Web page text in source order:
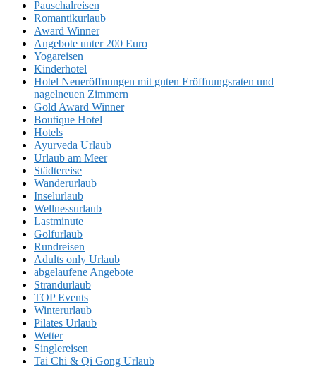
Pauschalreisen
Romantikurlaub
Award Winner
Angebote unter 200 Euro
Yogareisen
Kinderhotel
Hotel Neueröffnungen mit guten Eröffnungsraten und
nagelneuen Zimmern
Gold Award Winner
Boutique Hotel
Hotels
Ayurveda Urlaub
Urlaub am Meer
Städtereise
Wanderurlaub
Inselurlaub
Wellnessurlaub
Lastminute
Golfurlaub
Rundreisen
Adults only Urlaub
abgelaufene Angebote
Strandurlaub
TOP Events
Winterurlaub
Pilates Urlaub
Wetter
Singlereisen
Tai Chi & Qi Gong Urlaub